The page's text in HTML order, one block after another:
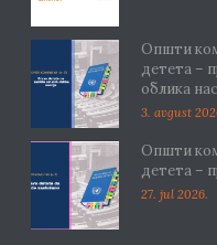
Општи
детета –
облика
3. avgust
Општи
детета –
27. jul 2026.